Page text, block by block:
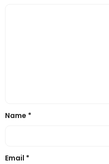
Name *
Email *